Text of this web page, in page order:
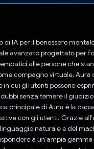
di IA per il benessere
avanzato progettato per
alle persone che
compagno virtuale, Aura
cui gli utenti possono
senza temere il
principale di Aura è la
con gli utenti. Grazie
naturale e del
a un'ampia gamma